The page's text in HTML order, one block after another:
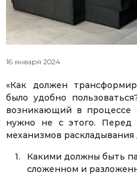
16 января 2024
«Как должен
было удобно
возникающий в процессе
нужно не с этого.
механизмов
Какими должны быть
сложенном и